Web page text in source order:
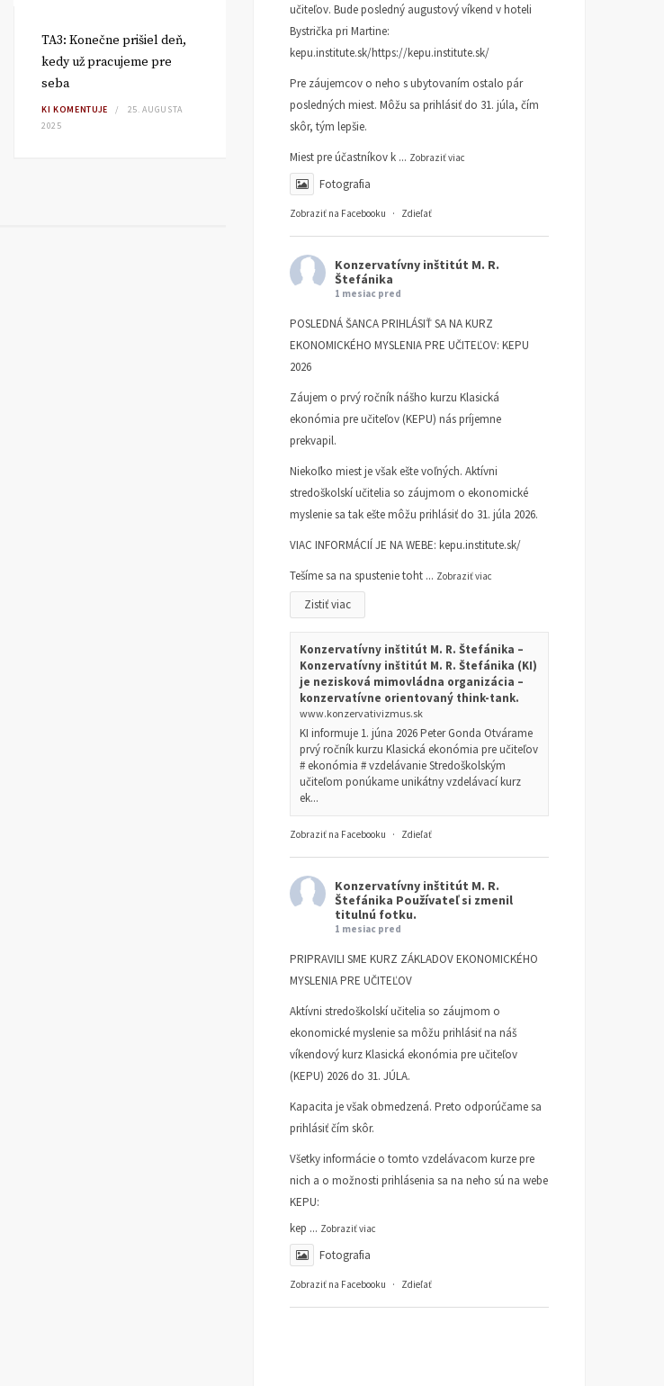
TA3: Konečne prišiel deň,
kedy už pracujeme pre
seba
KI KOMENTUJE
25. AUGUSTA
2025
Hoci bremeno povinných
platieb rastie, vláda
namiesto šetrenia ďalej
zvyšuje dane
DEŇ DAŇOVÉHO ODBREMENENIA
vytvára cestu, ako
samosprávy
učiteľov. Bude posledný augustový víkend v hoteli
Bystrička pri Martine:
kepu.institute.sk/https://kepu.institute.sk/
Pre záujemcov o neho s ubytovaním ostalo pár
posledných miest. Môžu sa prihlásiť do 31. júla, čím
skôr, tým lepšie.
Miest pre účastníkov k ... Zobraziť viac
Fotografia
Zobraziť na Facebooku · Zdieľať
Konzervatívny inštitút M. R.
Štefánika
1 mesiac pred
POSLEDNÁ ŠANCA PRIHLÁSIŤ SA NA KURZ
EKONOMICKÉHO MYSLENIA PRE UČITEĽOV: KEPU
2026
Záujem o prvý ročník nášho kurzu Klasická
ekonómia pre učiteľov (KEPU) nás príjemne
prekvapil.
Niekoľko miest je však ešte voľných. Aktívni
stredoškolskí učitelia so záujmom o ekonomické
myslenie sa tak ešte môžu prihlásiť do 31. júla 2026.
VIAC INFORMÁCIÍ JE NA WEBE: kepu.institute.sk/
Tešíme sa na spustenie toht ... Zobraziť viac
Zistiť viac
Konzervatívny inštitút M. R. Štefánika –
Konzervatívny inštitút M. R. Štefánika (KI)
je nezisková mimovládna organizácia –
konzervatívne orientovaný think-tank.
www.konzervativizmus.sk
KI informuje 1. júna 2026 Peter Gonda Otvárame
prvý ročník kurzu Klasická ekonómia pre učiteľov
# ekonómia # vzdelávanie Stredoškolským
učiteľom ponúkame unikátny vzdelávací kurz
ek...
Zobraziť na Facebooku · Zdieľať
Konzervatívny inštitút M. R.
Štefánika Používateľ si zmenil
titulnú fotku.
1 mesiac pred
PRIPRAVILI SME KURZ ZÁKLADOV EKONOMICKÉHO
MYSLENIA PRE UČITEĽOV
Aktívni stredoškolskí učitelia so záujmom o
ekonomické myslenie sa môžu prihlásiť na náš
víkendový kurz Klasická ekonómia pre učiteľov
(KEPU) 2026 do 31. JÚLA.
Kapacita je však obmedzená. Preto odporúčame sa
prihlásiť čím skôr.
Všetky informácie o tomto vzdelávacom kurze pre
nich a o možnosti prihlásenia sa na neho sú na webe
KEPU:
kep ... Zobraziť viac
Fotografia
Zobraziť na Facebooku · Zdieľať